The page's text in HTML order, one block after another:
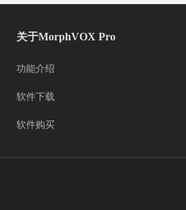
关于MorphVOX Pro
功能介绍
软件下载
软件购买